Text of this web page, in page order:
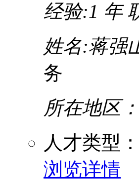
经验:1 年
姓名:蒋强
务
所在地区
人才类型
浏览详情